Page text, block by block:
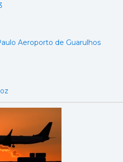
Aeroporto de Guarulhos